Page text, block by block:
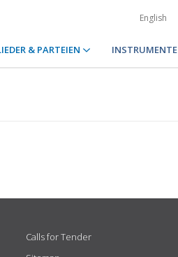
English
& PARTEIEN INSTRUMENTE
Calls for Tender